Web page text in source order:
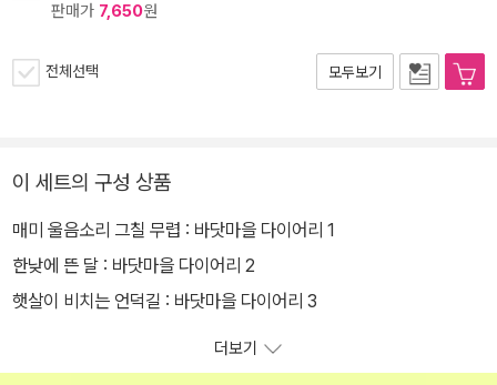
판매가 7,650원
전체선택 모두보기
이 세트의 구성 상품
매미 울음소리 그칠 무렵 : 바닷마을 다이어리 1
한낮에 뜬 달 : 바닷마을 다이어리 2
햇살이 비치는 언덕길 : 바닷마을 다이어리 3
더보기